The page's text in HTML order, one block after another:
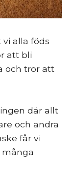
alla föds
att bli
och tror att
där allt
och andra
får vi
många